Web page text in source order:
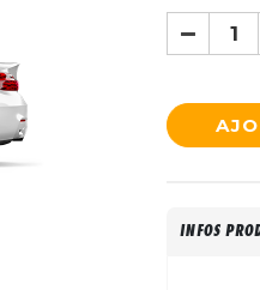
INFOS